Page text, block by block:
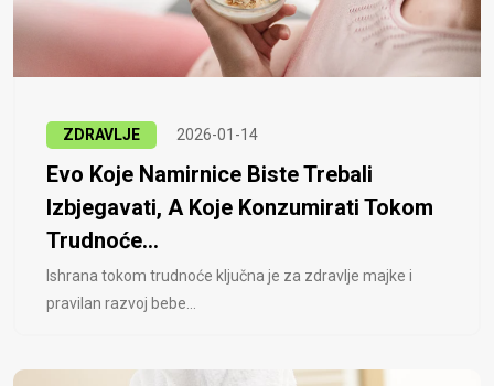
ZDRAVLJE 2026-01-14
Evo Koje Namirnice Biste Trebali
Izbjegavati, A Koje Konzumirati Tokom
Trudnoće...
Ishrana tokom trudnoće ključna je za zdravlje majke i
pravilan razvoj bebe...